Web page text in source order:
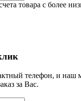
товара с более
телефон, и наш
за Вас.